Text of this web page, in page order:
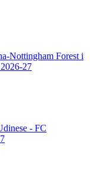
Nottingham Forest i
27
- FC